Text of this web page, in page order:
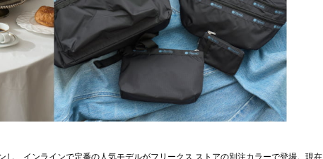
、インラインで定番の人気モデルがフリークス ストアの別注カラーで登場。現在